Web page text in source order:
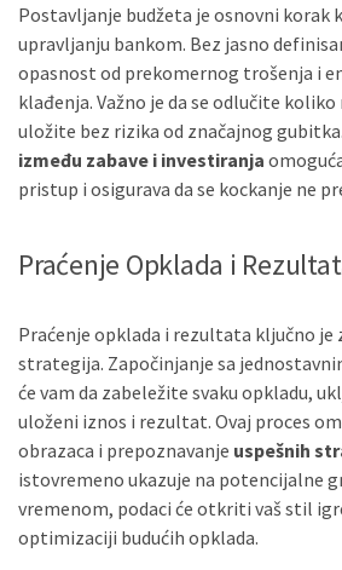
Postavljanje budžeta je osnovni korak
upravljanju bankom. Bez jasno
opasnost od prekomernog trošenja i
klađenja. Važno je da se odlučite
uložite bez rizika od značajnog gubitka.
između zabave i investiranja
pristup i osigurava da se kockanje ne
Praćenje Opklada i
Praćenje opklada i rezultata ključno je
strategija. Započinjanje sa
će vam da zabeležite svaku opkladu,
uloženi iznos i rezultat. Ovaj proces
obrazaca i prepoznavanje uspešnih
istovremeno ukazuje na potencijalne
vremenom, podaci će otkriti vaš stil
optimizaciji budućih opklada.